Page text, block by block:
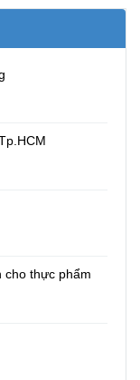
cho thực phẩm